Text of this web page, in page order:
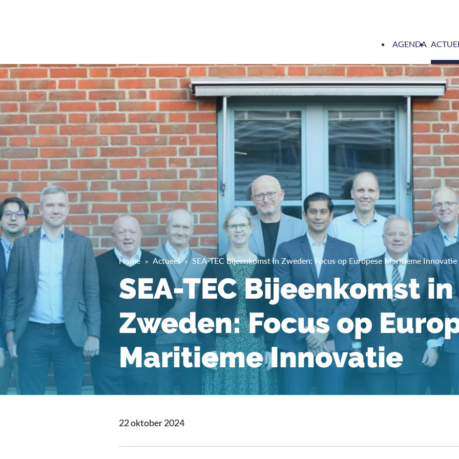
AGENDA
Home Actueel SEA-TEC Bijeenkomst in Zweden: Focus op Europese Maritieme Innovatie
SEA-TEC Bijeenkomst in
Zweden: Focus op
Maritieme Innovatie
22 oktober 2024